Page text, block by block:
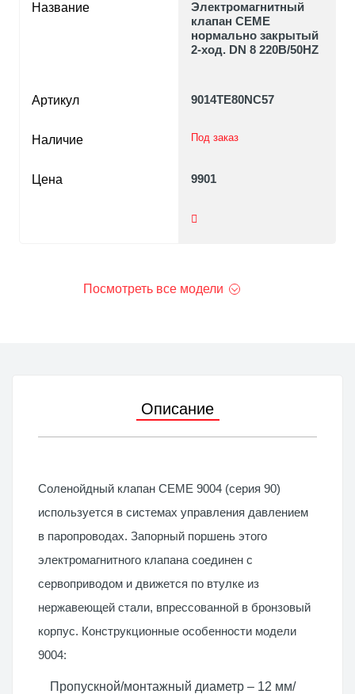
Название
Артикул
Наличие
Цена
Электромагнитный
клапан CEME
нормально закрытый
2-ход. DN 8 220В/50HZ
9014TE80NC57
Под заказ
9901
Посмотреть все модели
Описание
Соленойдный клапан CEME 9004 (серия 90)
используется в системах управления давлением
в паропроводах. Запорный поршень этого
электромагнитного клапана соединен с
сервоприводом и движется по втулке из
нержавеющей стали, впрессованной в бронзовый
корпус. Конструкционные особенности модели
9004:
Пропускной/монтажный диаметр – 12 мм/